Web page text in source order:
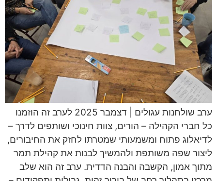
ערב שולחנות עגולים | דצמבר 2025 לערב זה הוזמנו
כל חברי הקהילה – הורים, צוות חינוכי ושותפים לדרך –
לדיאלוג פתוח ומשמעותי שמטרתו לחזק את החיבורים,
ליצור שפה משותפת ולהמשיך לבנות את קהילת תמר
מתוך אמון, הקשבה והבנה הדדית. ערב זה הוא שלב